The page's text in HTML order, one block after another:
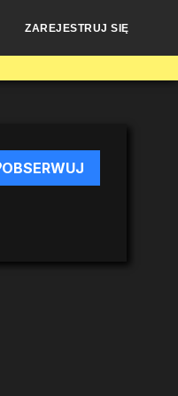
ZAREJESTRUJ SIĘ
OBSERWUJ